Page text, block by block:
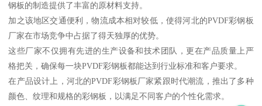
钢板的制造提供了丰富的原材料支持。
加之该地区交通便利，物流成本相对较低，使得河北的PVDF彩钢板
厂家在市场竞争中占据了得天独厚的优势。
这些厂家不仅拥有先进的生产设备和技术团队，更在产品质量上严
格把关，确保每一块PVDF彩钢板都能达到行业标准和客户要求。
在产品设计上，河北的PVDF彩钢板厂家紧跟时代潮流，推出了多种
颜色、纹理和规格的彩钢板，以满足不同客户的个性化需求。